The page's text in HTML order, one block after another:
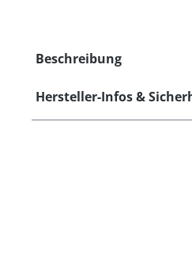
Beschreibung
Hersteller-Infos &